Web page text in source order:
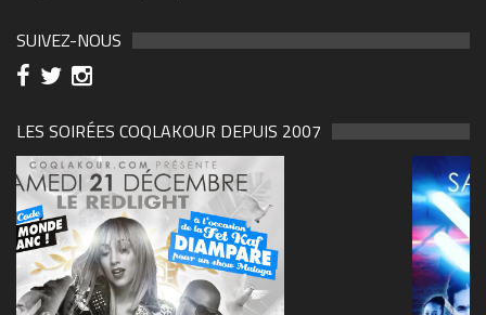
SUIVEZ-NOUS
LES SOIRÉES COQLAKOUR DEPUIS 2007